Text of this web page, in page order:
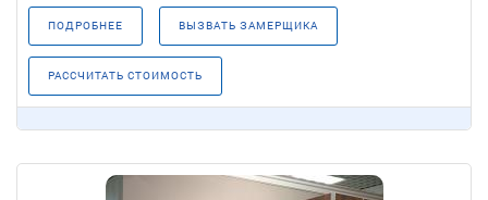
ПОДРОБНЕЕ ВЫЗВАТЬ ЗАМЕРЩИКА
РАССЧИТАТЬ СТОИМОСТЬ